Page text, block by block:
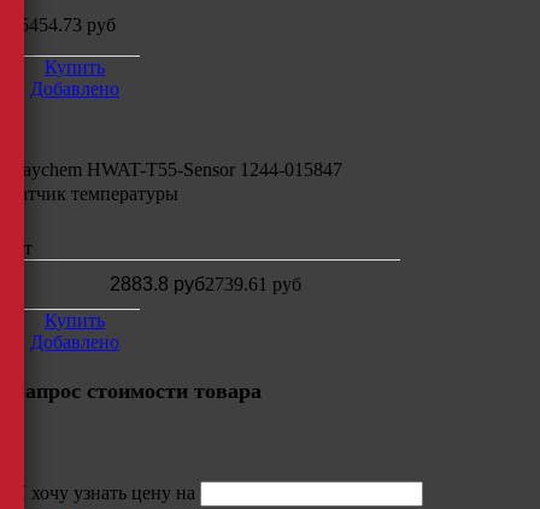
15454.73 руб
Купить
Добавлено
Raychem HWAT-T55-Sensor 1244-015847
датчик температуры
шт
2883.8 руб2739.61 руб
Купить
Добавлено
Запрос стоимости товара
Я хочу узнать цену на